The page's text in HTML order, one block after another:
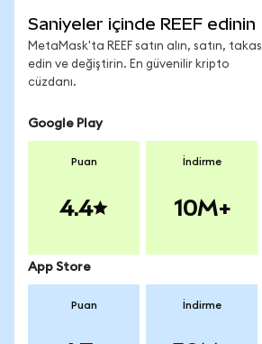
Saniyeler içinde REEF edinin
MetaMask'ta REEF satın alın, satın, takas
edin ve değiştirin. En güvenilir kripto
cüzdanı.
Google Play
Puan
4.4
İndirme
10M+
App Store
Puan İndirme